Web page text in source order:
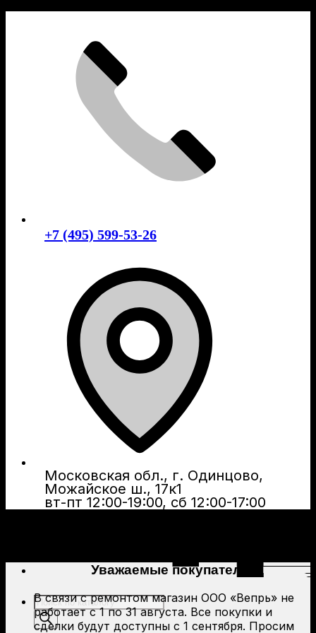
+7 (495) 599-53-26
Московская обл., г. Одинцово,
Можайское ш., 17к1
вт-пт 12:00-19:00, сб 12:00-17:00
Поиск
товаров
Уважаемые покупатели!
В связи с ремонтом магазин ООО «Вепрь» не
работает с 1 по 31 августа. Все покупки и
сделки будут доступны с 1 сентября. Просим